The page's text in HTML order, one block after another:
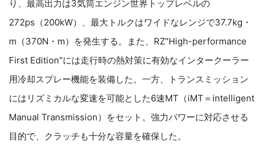
り、最高出力は3気筒エンジン世界トップレベルの
272ps （200kW）、最大トルクはワイドなレンジで37.7kg ・
m （370N ・ m）を発生する。また、 RZ"High-performance
First Edition"には走行時の熱対策に有効なインタークーラー
用冷却スプレー機能を装備した。一方、トランスミッション
にはリズミカルな変速を可能とした6速MT （iMT ＝ intelligent
Manual Transmission）をセット。強力パワーに対応させる
目的で、クラッチも十分な容量を確保した。